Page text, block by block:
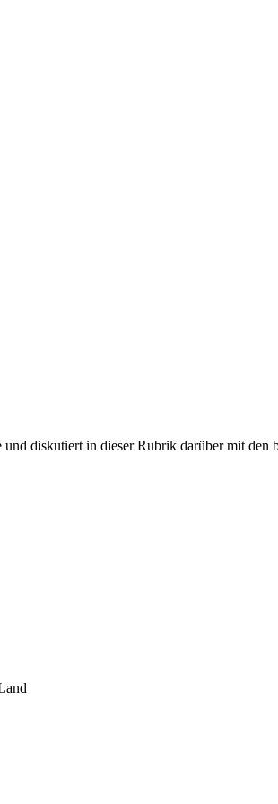
und diskutiert in dieser Rubrik darüber mit